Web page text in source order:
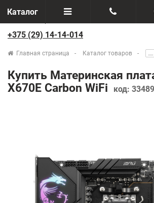
Каталог
Отзывы
Производители
+375(29) 888-44-44
+375 (29) 14-14-014
Главная страница Каталог товаров .....
Купить Материнская
X670E Carbon WiFi
код: